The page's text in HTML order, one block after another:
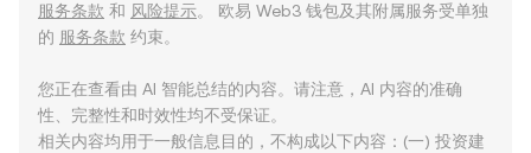
服务条款 和 风险提示。 欧易 Web3 钱包及其附属服务受单独
的 服务条款 约束。
您正在查看由 AI 智能总结的内容。请注意，AI 内容的准确
性、完整性和时效性均不受保证。
相关内容均用于一般信息目的，不构成以下内容：(一) 投资建